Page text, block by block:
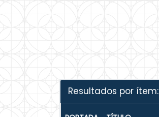
Resultados por ítem: